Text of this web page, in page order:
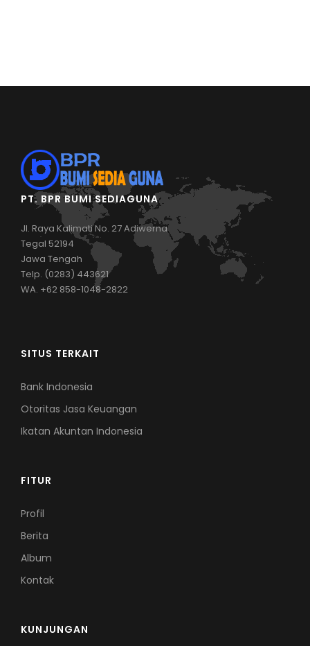
PT. BPR BUMI SEDIAGUNA
Jl. Raya Kalimati No. 27 Adiwerna
Tegal 52194
Jawa Tengah
Telp. (0283) 443621
WA. +62 858-1048-2822
SITUS TERKAIT
Bank Indonesia
Otoritas Jasa Keuangan
Ikatan Akuntan Indonesia
FITUR
Profil
Berita
Album
Kontak
KUNJUNGAN